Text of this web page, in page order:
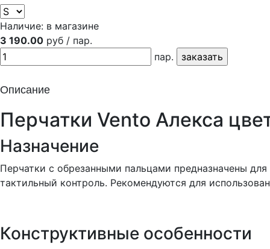
Наличие: в магазине
3 190.00 руб / пар.
пар.
Описание
Перчатки Vento Алекса
Назначение
Перчатки с обрезанными пальцами предназначены
тактильный контроль. Рекомендуются для
Конструктивные особенности